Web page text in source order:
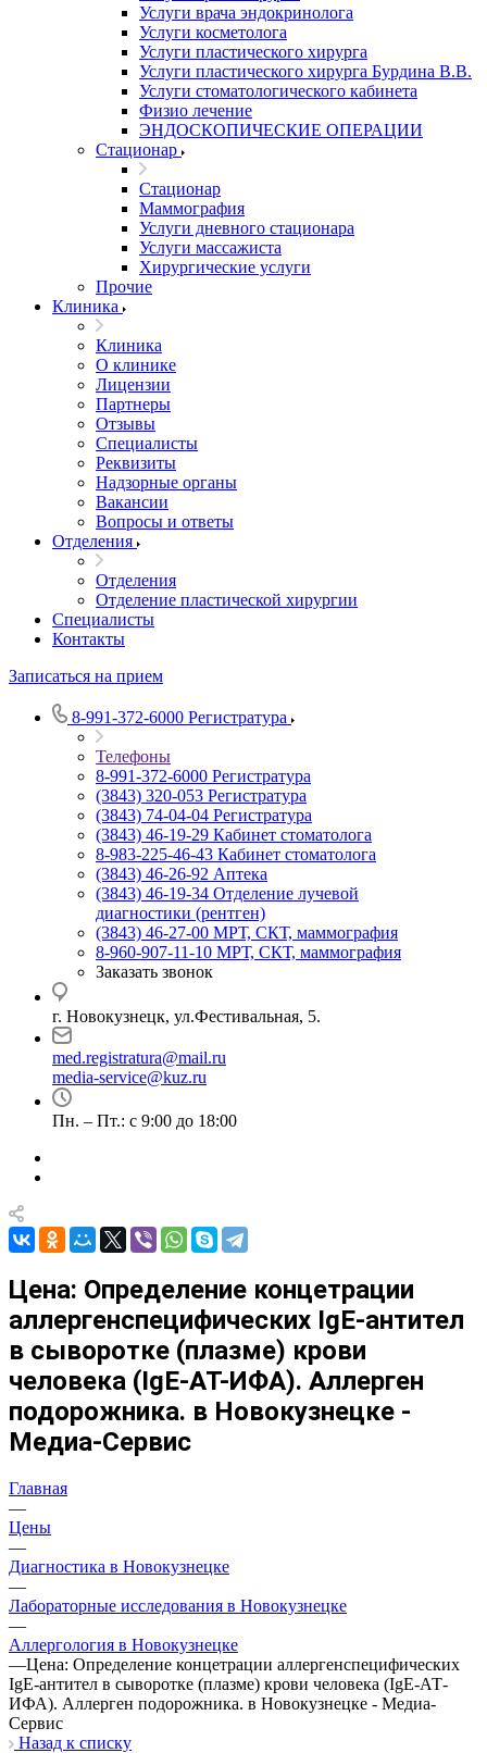
Услуги врача эндокринолога
Услуги косметолога
Услуги пластического хирурга
Услуги пластического хирурга Бурдина В.В.
Услуги стоматологического кабинета
Физио лечение
ЭНДОСКОПИЧЕСКИЕ ОПЕРАЦИИ
Стационар
Стационар
Маммография
Услуги дневного стационара
Услуги массажиста
Хирургические услуги
Прочие
Клиника
Клиника
О клинике
Лицензии
Партнеры
Отзывы
Специалисты
Реквизиты
Надзорные органы
Вакансии
Вопросы и ответы
Отделения
Отделения
Отделение пластической хирургии
Специалисты
Контакты
Записаться на прием
8-991-372-6000 Регистратура
Телефоны
8-991-372-6000 Регистратура
(3843) 320-053 Регистратура
(3843) 74-04-04 Регистратура
(3843) 46-19-29 Кабинет стоматолога
8-983-225-46-43 Кабинет стоматолога
(3843) 46-26-92 Аптека
(3843) 46-19-34 Отделение лучевой
диагностики (рентген)
(3843) 46-27-00 МРТ, СКТ, маммография
8-960-907-11-10 МРТ, СКТ, маммография
Заказать звонок
г. Новокузнецк, ул.Фестивальная, 5.
med.registratura@mail.ru
media-service@kuz.ru
Пн. – Пт.: с 9:00 до 18:00
Цена: Определение концетрации
аллергенспецифических IgE-антител
в сыворотке (плазме) крови
человека (IgE-АТ-ИФА). Аллерген
подорожника. в Новокузнецке -
Медиа-Сервис
Главная
—
Цены
—
Диагностика в Новокузнецке
—
Лабораторные исследования в Новокузнецке
—
Аллергология в Новокузнецке
—Цена: Определение концетрации аллергенспецифических
IgE-антител в сыворотке (плазме) крови человека (IgE-АТ-
ИФА). Аллерген подорожника. в Новокузнецке - Медиа-
Сервис
Назад к списку